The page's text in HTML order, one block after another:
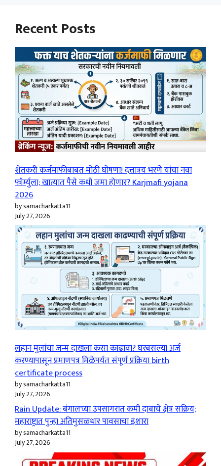
Recent Posts
शेतकरी कर्जमाफीबाबत मोठी घोषणा! दत्तात्रय भरणे यांचा नवा
फॉर्म्युला; खात्यात पैसे कधी जमा होणार? Karjmafi yojana
2026
by samacharkatta11
July 27, 2026
लहान मुलांचा जन्म दाखला कसा काढावा? घरबसल्या अर्ज
करण्यापासून प्रमाणपत्र मिळेपर्यंत संपूर्ण प्रक्रिया birth
certificate process
by samacharkatta11
July 27, 2026
Rain Update: बंगालच्या उपसागरात कमी दाबाचे क्षेत्र सक्रिय;
महाराष्ट्रात पुन्हा अतिमुसळधार पावसाचा इशारा
by samacharkatta11
July 27, 2026